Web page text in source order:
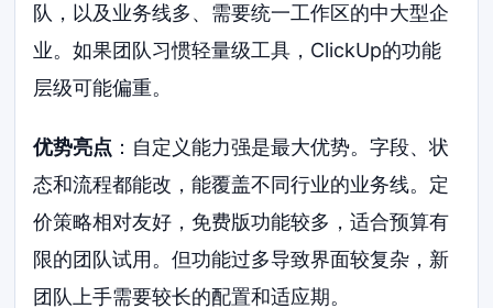
队，以及业务线多、需要统一工作区的中大型企
业。如果团队习惯轻量级工具，ClickUp的功能
层级可能偏重。
优势亮点 ：自定义能力强是最大优势。字段、状
态和流程都能改，能覆盖不同行业的业务线。定
价策略相对友好，免费版功能较多，适合预算有
限的团队试用。但功能过多导致界面较复杂，新
团队上手需要较长的配置和适应期。